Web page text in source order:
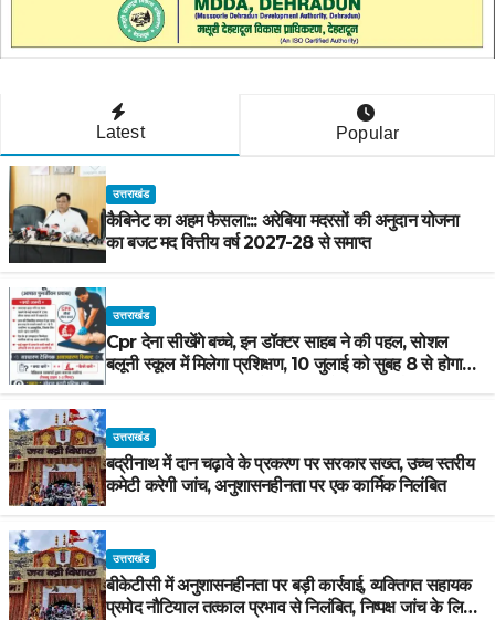
Latest Popular
उत्तराखंड
कैबिनेट का अहम फैसला::: अरेबिया मदरसों की अनुदान योजना
का बजट मद वित्तीय वर्ष 2027-28 से समाप्त
उत्तराखंड
Cpr देना सीखेंगे बच्चे, इन डॉक्टर साहब ने की पहल, सोशल
बलूनी स्कूल में मिलेगा प्रशिक्षण, 10 जुलाई को सुबह 8 से होगा
उत्तराखंड
बद्रीनाथ में दान चढ़ावे के प्रकरण पर सरकार सख्त, उच्च स्तरीय
कमेटी करेगी जांच, अनुशासनहीनता पर एक कार्मिक निलंबित
उत्तराखंड
बीकेटीसी में अनुशासनहीनता पर बड़ी कार्रवाई, व्यक्तिगत सहायक
प्रमोद नौटियाल तत्काल प्रभाव से निलंबित, निष्पक्ष जांच के लिए